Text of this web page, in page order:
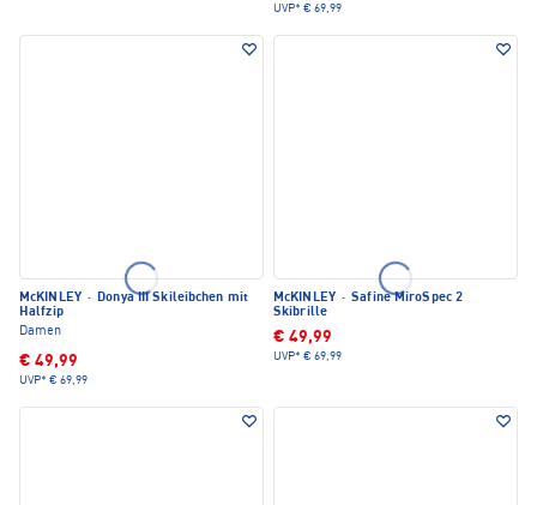
UVP* € 69,99
McKINLEY · Donya III Skileibchen mit
Halfzip
Damen
€ 49,99
UVP* € 69,99
McKINLEY · Safine MiroSpec 2
Skibrille
€ 49,99
UVP* € 69,99